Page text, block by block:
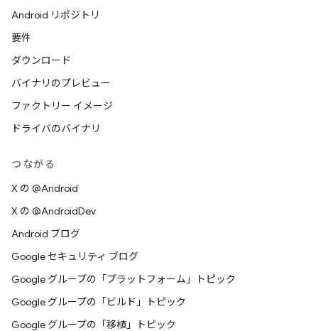
Android リポジトリ
要件
ダウンロード
バイナリのプレビュー
ファクトリー イメージ
ドライバのバイナリ
つながる
X の @Android
X の @AndroidDev
Android ブログ
Google セキュリティ ブログ
Google グループの「プラットフォーム」トピック
Google グループの「ビルド」トピック
Google グループの「移植」トピック